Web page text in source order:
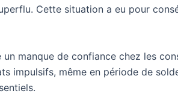
Cette situation a eu pour
manque de confiance chez les
impulsifs, même en période de